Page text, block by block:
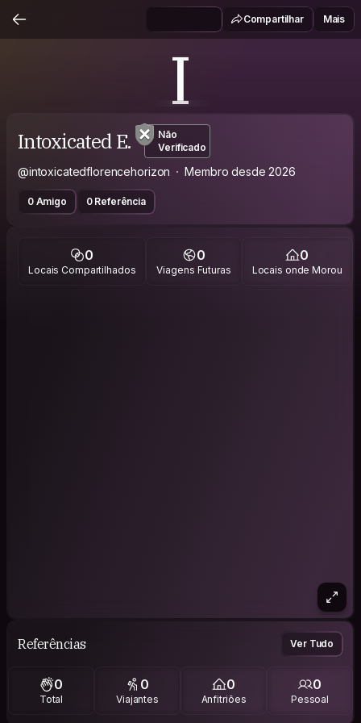
Compartilhar Mais
I
Intoxicated E.
Não
Verificado
@intoxicatedflorencehorizon Membro desde 2026
0 Amigo 0 Referência
0
Locais Compartilhados
0
Viagens Futuras
0
Locais onde Morou
Referências Ver Tudo
0
Total
0
Viajantes
0
Anfitriões
0
Pessoal